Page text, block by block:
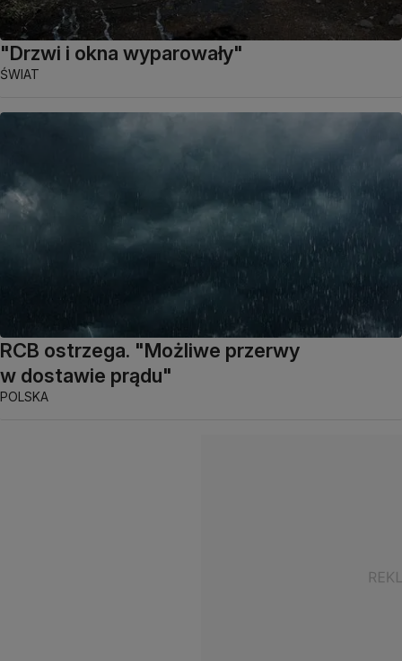
"Drzwi i okna wyparowały"
ŚWIAT
RCB ostrzega. "Możliwe przerwy
w dostawie prądu"
POLSKA